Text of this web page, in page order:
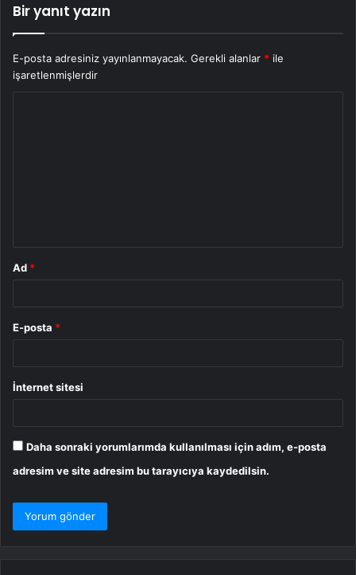
Bir yanıt yazın
E-posta adresiniz yayınlanmayacak. Gerekli alanlar * ile
işaretlenmişlerdir
Ad *
E-posta *
İnternet sitesi
Daha sonraki yorumlarımda kullanılması için adım, e-posta
adresim ve site adresim bu tarayıcıya kaydedilsin.